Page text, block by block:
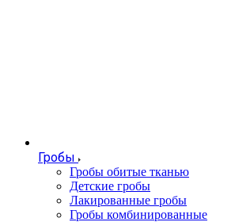
Гробы
Гробы обитые тканью
Детские гробы
Лакированные гробы
Гробы комбинированные